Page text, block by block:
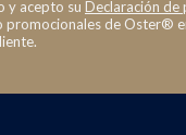
y acepto su Declaración de
promocionales de Oster®